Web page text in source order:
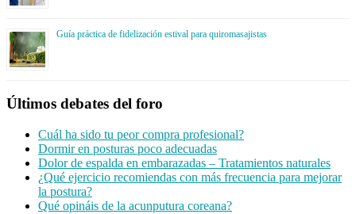
Guía práctica de fidelización estival para quiromasajistas
Últimos debates del foro
Cuál ha sido tu peor compra profesional?
Dormir en posturas poco adecuadas
Dolor de espalda en embarazadas – Tratamientos naturales
¿Qué ejercicio recomiendas con más frecuencia para mejorar
la postura?
Qué opináis de la acunputura coreana?